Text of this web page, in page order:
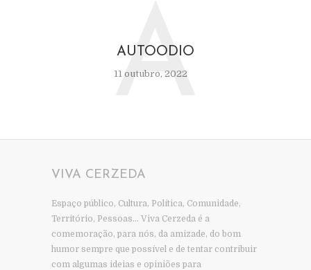
AUTOODIO
11 outubro, 2022
A
VIVA CERZEDA
Espaço público, Cultura, Política, Comunidade,
Território, Pessoas… Viva Cerzeda é a
comemoração, para nós, da amizade, do bom
humor sempre que possível e de tentar contribuir
com algumas ideias e opiniões para